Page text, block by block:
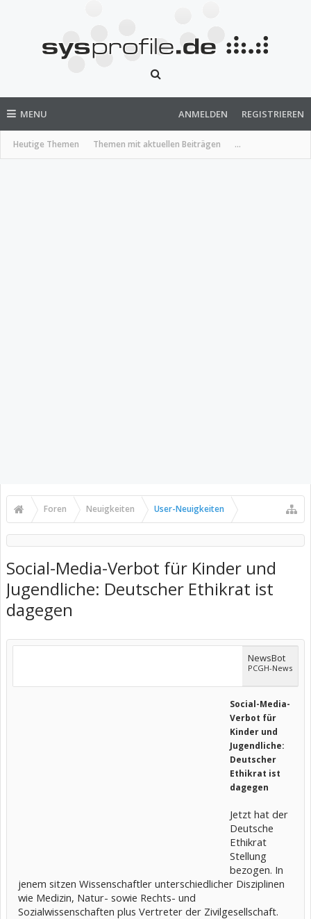
MENU
Heutige Themen Themen mit aktuellen Beiträgen ...
ANMELDEN REGISTRIEREN
Foren Neuigkeiten User-Neuigkeiten
Social-Media-Verbot für Kinder und
Jugendliche: Deutscher Ethikrat ist
dagegen
NewsBot
PCGH-News
Social-Media-
Verbot für
Kinder und
Jugendliche:
Deutscher
Ethikrat ist
dagegen
Jetzt hat der
Deutsche
Ethikrat
Stellung
bezogen. In
jenem sitzen Wissenschaftler unterschiedlicher Disziplinen
wie Medizin, Natur- sowie Rechts- und
Sozialwissenschaften plus Vertreter der Zivilgesellschaft.